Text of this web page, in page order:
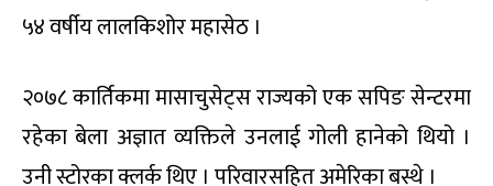
५४ वर्षीय लालकिशोर महासेठ ।
२०७८ कार्तिकमा मासाचुसेट्स राज्यको एक सपिङ सेन्टरमा
रहेका बेला अज्ञात व्यक्तिले उनलाई गोली हानेको थियो ।
उनी स्टोरका क्लर्क थिए । परिवारसहित अमेरिका बस्थे ।